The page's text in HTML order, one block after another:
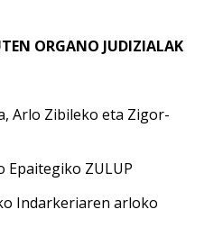
ORGANO JUDIZIALAK
Arlo Zibileko eta Zigor-
Epaitegiko ZULUP
Indarkeriaren arloko